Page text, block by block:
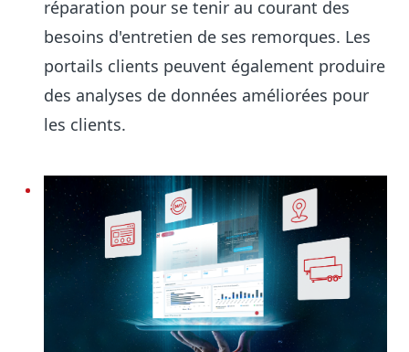
réparation pour se tenir au courant des
besoins d'entretien de ses remorques. Les
portails clients peuvent également produire
des analyses de données améliorées pour
les clients.